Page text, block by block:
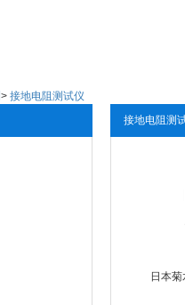
> 接地电阻测试仪
接地电阻测
日本